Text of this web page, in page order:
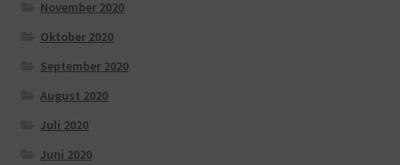
November 2020
Oktober 2020
September 2020
August 2020
Juli 2020
Juni 2020